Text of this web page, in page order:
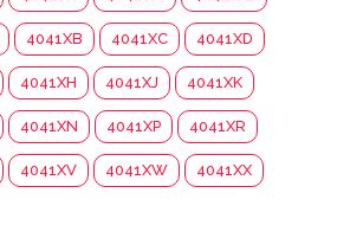
4041XB 4041XC 4041XD
4041XH 4041XJ 4041XK
4041XN 4041XP 4041XR
4041XV 4041XW 4041XX